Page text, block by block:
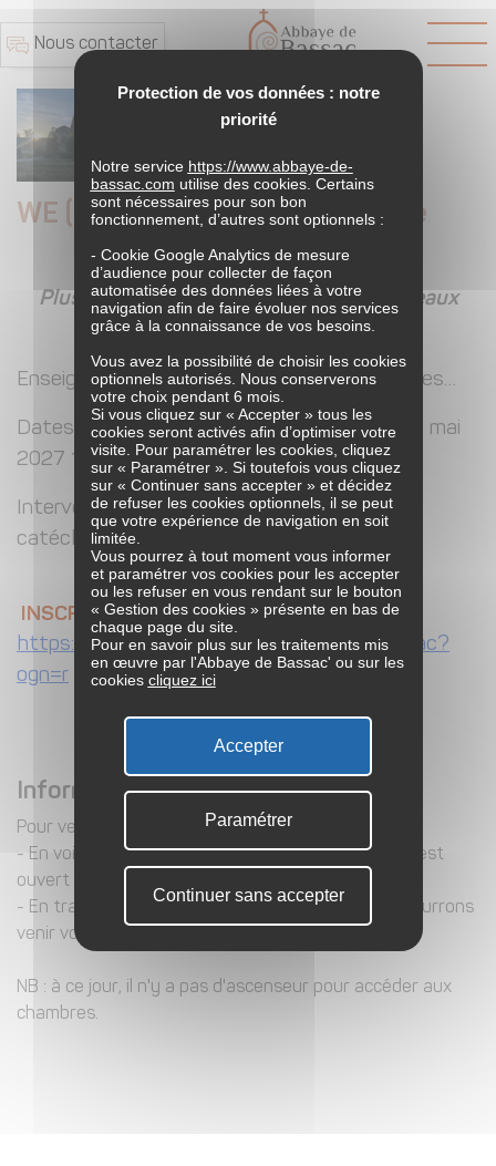
Nous contacter
14 - 16
2027
WE (re)découvrir la foi chrétienne
Plus particulièrement destinée aux nouveaux
baptisés et recommençants
Enseignements, célébrations, silence, partages…
Dates : vendredi 14 mai, 19h au dimanche 16 mai
2027 17h (Fête de la Pentecôte)
Intervenants : P. Patrick Sempere, service
catéchuménat du diocèse
INSCRIPTION nécessaire :
https://v2.booking.ritrit.fr/Abbaye-de-Bassac?
ogn=r
Informations
Pour venir à l'Abbaye :
- En voiture : un grand parking au sein de l'Abbaye est
ouvert aux retraitants
- En train : gare de Jarnac Charente (6km), nous pourrons
venir vous chercher
NB : à ce jour, il n'y a pas d'ascenseur pour accéder aux
chambres.
Protection de vos données : notre
priorité
Notre service https://www.abbaye-de-
bassac.com utilise des cookies. Certains
sont nécessaires pour son bon
fonctionnement, d’autres sont optionnels :
- Cookie Google Analytics de mesure
d’audience pour collecter de façon
automatisée des données liées à votre
navigation afin de faire évoluer nos services
grâce à la connaissance de vos besoins.
Vous avez la possibilité de choisir les cookies
optionnels autorisés. Nous conserverons
votre choix pendant 6 mois.
Si vous cliquez sur « Accepter » tous les
cookies seront activés afin d’optimiser votre
visite. Pour paramétrer les cookies, cliquez
sur « Paramétrer ». Si toutefois vous cliquez
sur « Continuer sans accepter » et décidez
de refuser les cookies optionnels, il se peut
que votre expérience de navigation en soit
limitée.
Vous pourrez à tout moment vous informer
et paramétrer vos cookies pour les accepter
ou les refuser en vous rendant sur le bouton
« Gestion des cookies » présente en bas de
chaque page du site.
Pour en savoir plus sur les traitements mis
en œuvre par l'Abbaye de Bassac' ou sur les
cookies cliquez ici
Accepter
Continuer sans accepter
Paramétrer